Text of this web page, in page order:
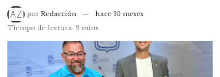
por Redacción
hace 10 meses
Tiempo de lectura: 2 mins